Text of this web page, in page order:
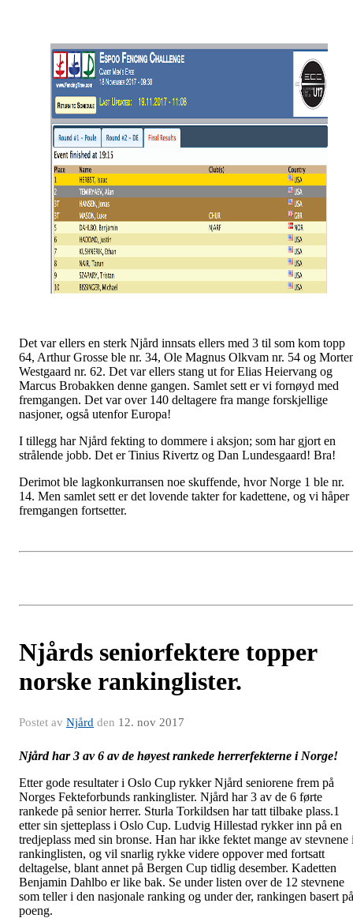
Det var ellers en sterk Njård innsats ellers med 3 til som kom topp
64, Arthur Grosse ble nr. 34, Ole Magnus Olkvam nr. 54 og
Westgaard nr. 62. Det var ellers stang ut for Elias Heiervang og
Marcus Brobakken denne gangen. Samlet sett er vi fornøyd med
fremgangen. Det var over 140 deltagere fra mange forskjellige
nasjoner, også utenfor Europa!
I tillegg har Njård fekting to dommere i aksjon; som har gjort en
strålende jobb. Det er Tinius Rivertz og Dan Lundesgaard! Bra!
Derimot ble lagkonkurransen noe skuffende, hvor Norge 1 ble nr.
14. Men samlet sett er det lovende takter for kadettene, og vi håper
fremgangen fortsetter.
Njårds seniorfektere topper
norske rankinglister.
Postet av Njård den 12. nov 2017
Njård har 3 av 6 av de høyest rankede herrerfekterne i Norge!
Etter gode resultater i Oslo Cup rykker Njård seniorene frem på
Norges Fekteforbunds rankinglister. Njård har 3 av de 6 førte
rankede på senior herrer. Sturla Torkildsen har tatt tilbake plass.1
etter sin sjetteplass i Oslo Cup. Ludvig Hillestad rykker inn på en
tredjeplass med sin bronse. Han har ikke fektet mange av stevnene
rankinglisten, og vil snarlig rykke videre oppover med fortsatt
deltagelse, blant annet på Bergen Cup tidlig desember. Kadetten
Benjamin Dahlbo er like bak. Se under listen over de 12 stevnene
som teller i den nasjonale ranking og under der, rankingen basert på
poeng.